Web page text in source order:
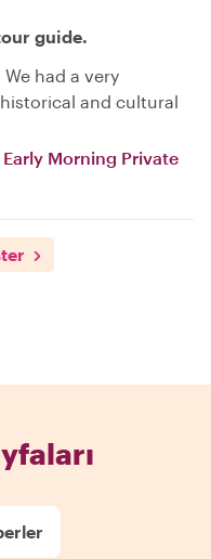
guide.
had a very
and cultural
Morning Private